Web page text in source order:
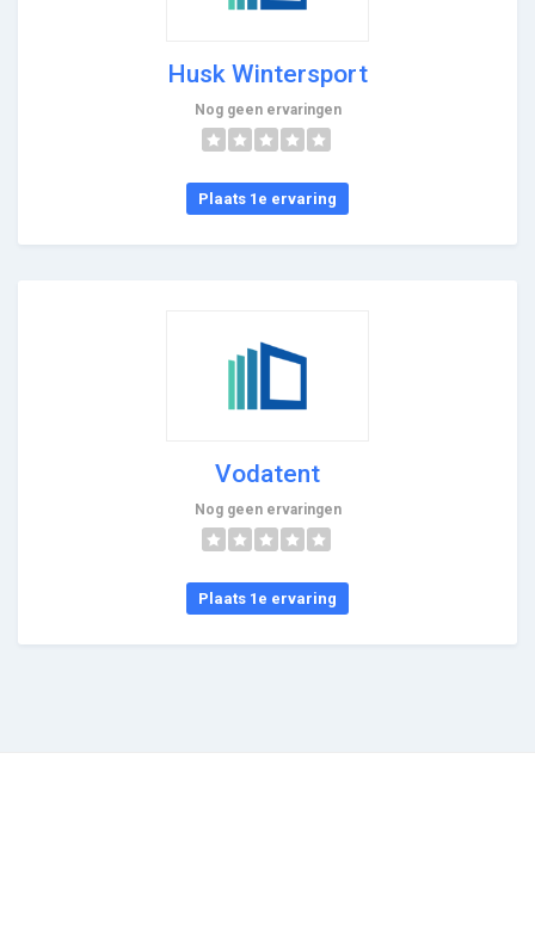
Husk Wintersport
Nog geen ervaringen
Plaats 1e ervaring
Vodatent
Nog geen ervaringen
Plaats 1e ervaring